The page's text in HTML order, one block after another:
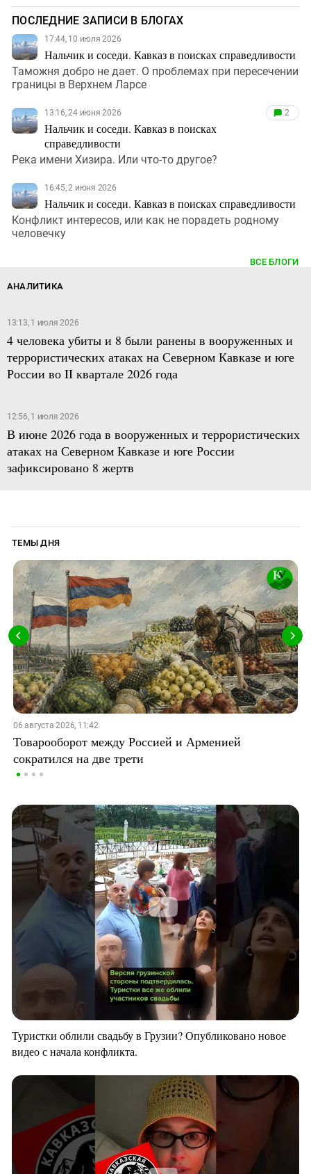
ПОСЛЕДНИЕ ЗАПИСИ В БЛОГАХ
17:44, 10 июля 2026
Нальчик и соседи. Кавказ в поисках справедливости
Таможня добро не дает. О проблемах при пересечении
границы в Верхнем Ларсе
13:16, 24 июня 2026
Нальчик и соседи. Кавказ в поисках
справедливости
2
Река имени Хизира. Или что-то другое?
16:45, 2 июня 2026
Нальчик и соседи. Кавказ в поисках справедливости
Конфликт интересов, или как не порадеть родному
человечку
ВСЕ БЛОГИ
АНАЛИТИКА
13:13, 1 июля 2026
4 человека убиты и 8 были ранены в вооруженных и
террористических атаках на Северном Кавказе и юге
России во II квартале 2026 года
12:56, 1 июля 2026
В июне 2026 года в вооруженных и террористических
атаках на Северном Кавказе и юге России
зафиксировано 8 жертв
ТЕМЫ ДНЯ
06 августа 2026, 11:42
Товарооборот между Россией и Арменией
сократился на две трети
Туристки облили свадьбу в Грузии? Опубликовано новое
видео с начала конфликта.